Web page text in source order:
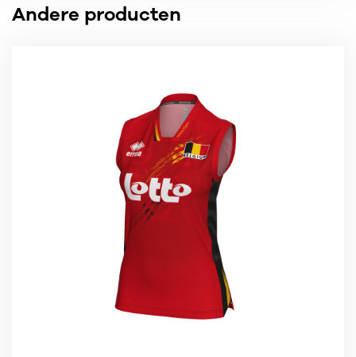
Andere producten